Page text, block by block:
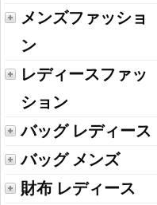
メンズファッショ
ン
レディースファッ
ション
バッグ レディース
バッグ メンズ
財布 レディース